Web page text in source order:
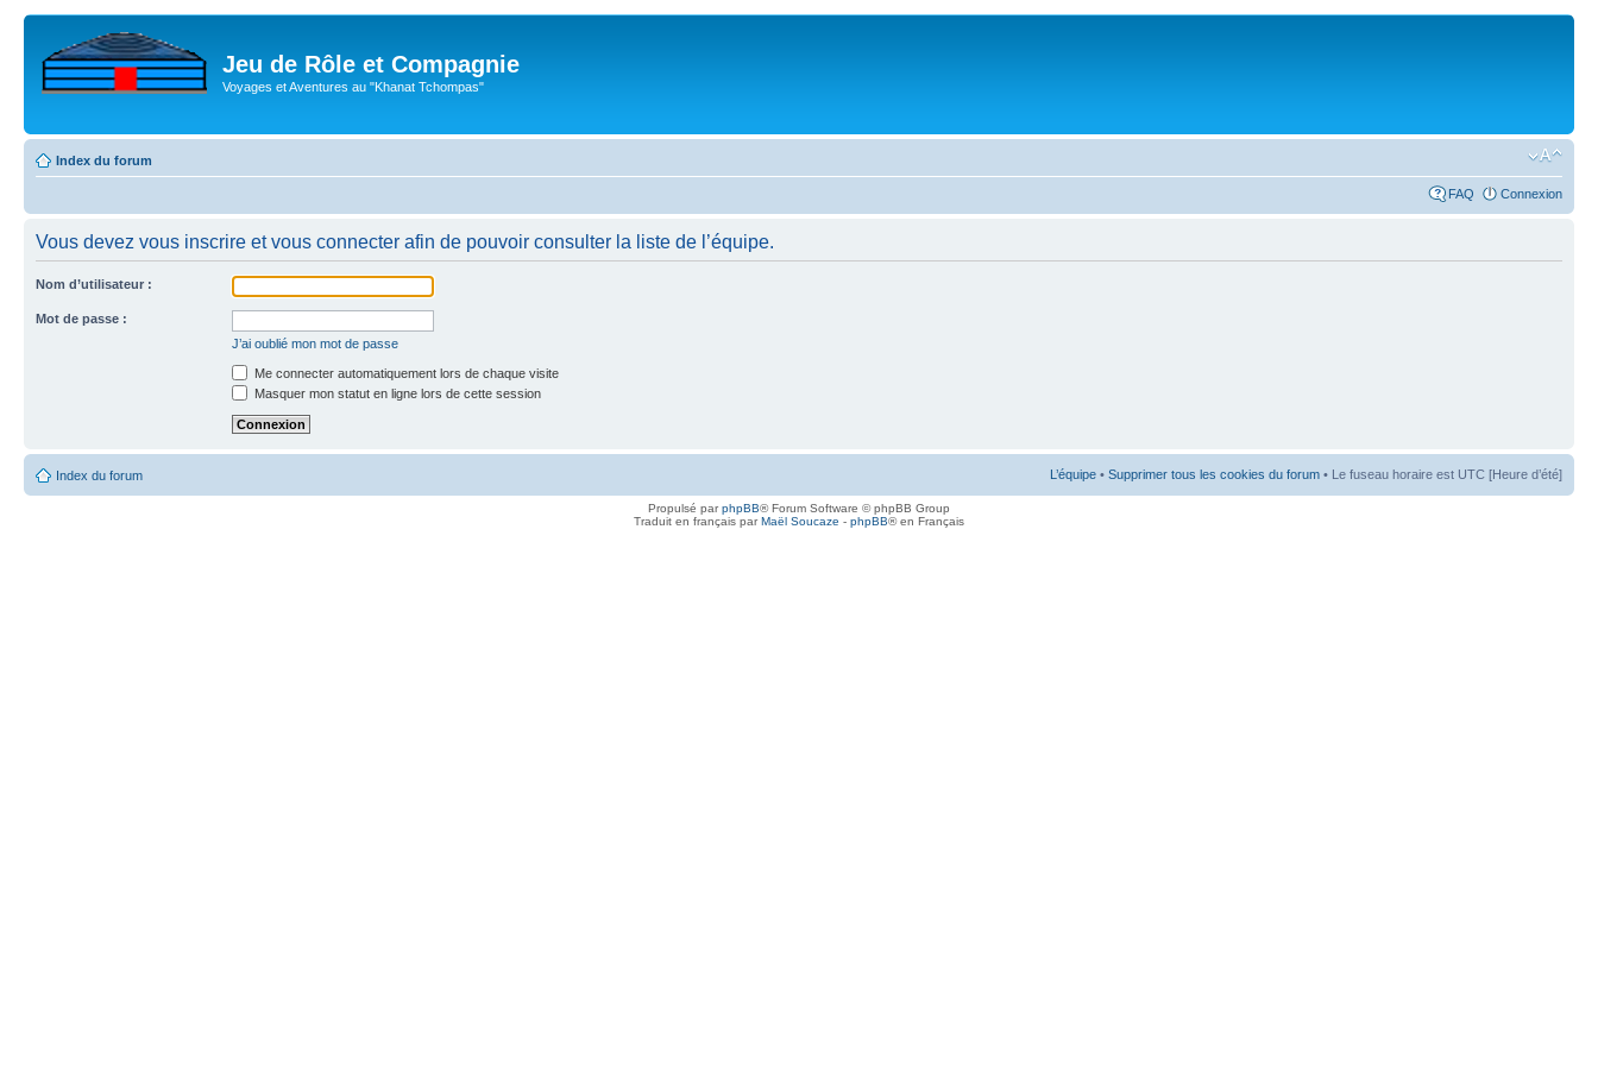
Jeu de Rôle et Compagnie
Voyages et Aventures au "Khanat Tchompas"
Index du forum
FAQ Connexion
Vous devez vous inscrire et vous connecter afin de pouvoir consulter la liste de l’équipe.
Nom d’utilisateur :
Mot de passe :
J’ai oublié mon mot de passe
Me connecter automatiquement lors de chaque visite
Masquer mon statut en ligne lors de cette session
Index du forum L’équipe • Supprimer tous les cookies du forum • Le fuseau horaire est UTC [Heure d’été]
Propulsé parphpBB® Forum Software © phpBB Group
Traduit en français parMaël Soucaze - phpBB® en Français